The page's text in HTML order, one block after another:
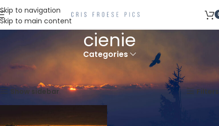
Skip to navigation
Skip to main content
cienie
Categories
Strona główna
Produkty oznaczone “cienie”
Show sidebar
Filters